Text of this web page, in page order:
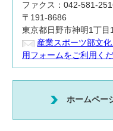
ファクス：042-581-
〒191-8686
東京都日野市神明1丁
産業スポーツ部文
用フォームをご利用くだ
ホームペー